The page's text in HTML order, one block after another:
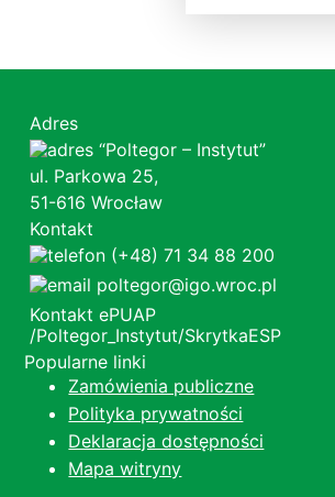
Adres
“Poltegor – Instytut”
ul. Parkowa 25,
51-616 Wrocław
Kontakt
(+48) 71 34 88 200
poltegor@igo.wroc.pl
Kontakt ePUAP
/Poltegor_Instytut/SkrytkaESP
Popularne linki
Zamówienia publiczne
Polityka prywatności
Deklaracja dostępności
Mapa witryny